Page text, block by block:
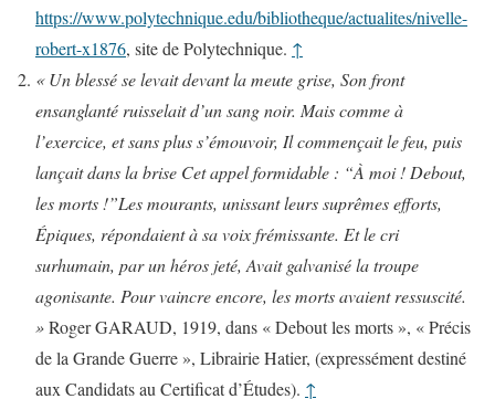
https://www.polytechnique.edu/bibliotheque/actualites/nivelle-
robert-x1876, site de Polytechnique. ↑
« Un blessé se levait devant la meute grise, Son front
ensanglanté ruisselait d’un sang noir. Mais comme à
l’exercice, et sans plus s’émouvoir, Il commençait le feu, puis
lançait dans la brise Cet appel formidable : “À moi ! Debout,
les morts !”Les mourants, unissant leurs suprêmes efforts,
Épiques, répondaient à sa voix frémissante. Et le cri
surhumain, par un héros jeté, Avait galvanisé la troupe
agonisante. Pour vaincre encore, les morts avaient ressuscité.
»Roger GARAUD, 1919, dans « Debout les morts », « Précis
de la Grande Guerre », Librairie Hatier, (expressément destiné
aux Candidats au Certificat d’Études). ↑